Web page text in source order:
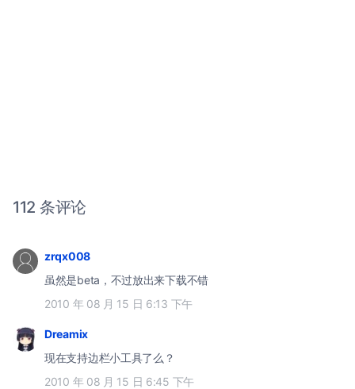
112 条评论
zrqx008
虽然是beta，不过放出来下载不错
2010 年 08 月 15 日 6:13 下午
Dreamix
现在支持边栏小工具了么？
2010 年 08 月 15 日 6:45 下午